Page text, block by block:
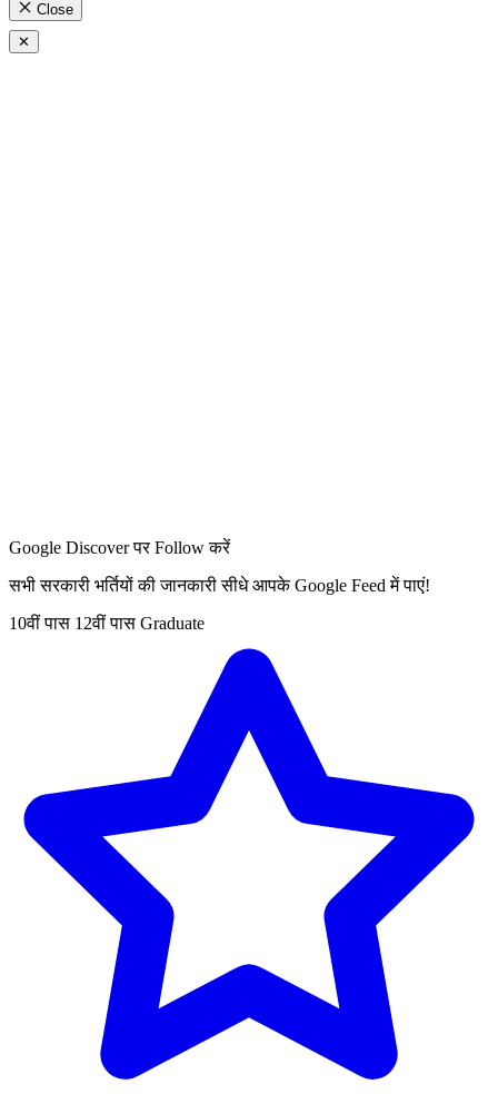
Close
✕
Google Discover पर Follow करें
सभी सरकारी भर्तियों की जानकारी सीधे आपके Google Feed में पाएं!
10वीं पास 12वीं पास Graduate